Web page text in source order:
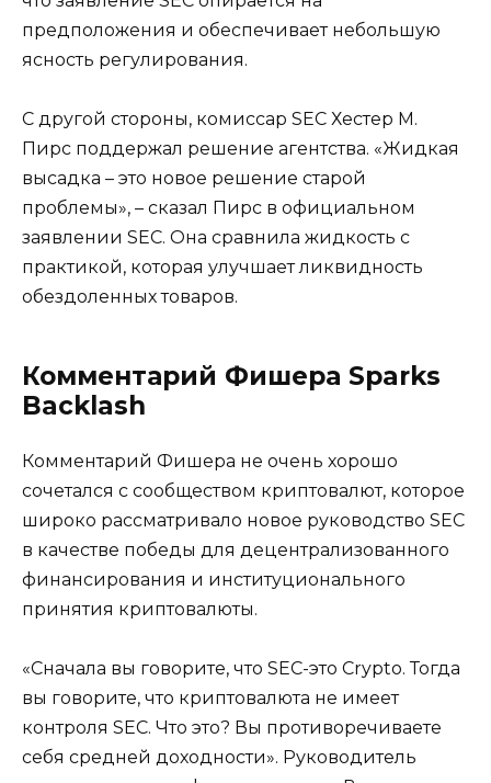
предположения и обеспечивает небольшую
ясность регулирования.
С другой стороны, комиссар SEC Хестер М.
Пирс поддержал решение агентства. «Жидкая
высадка – это новое решение старой
проблемы», – сказал Пирс в официальном
заявлении SEC. Она сравнила жидкость с
практикой, которая улучшает ликвидность
обездоленных товаров.
Комментарий Фишера Sparks
Backlash
Комментарий Фишера не очень хорошо
сочетался с сообществом криптовалют, которое
широко рассматривало новое руководство SEC
в качестве победы для децентрализованного
финансирования и институционального
принятия криптовалюты.
«Сначала вы говорите, что SEC-это Crypto. Тогда
вы говорите, что криптовалюта не имеет
контроля SEC. Что это? Вы противоречиваете
себя средней доходности». Руководитель